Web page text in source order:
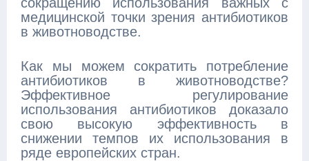
медицинской точки зрения антибиотиков
в животноводстве.
Как мы можем сократить потребление
антибиотиков в животноводстве?
Эффективное регулирование
использования антибиотиков доказало
свою высокую эффективность в
снижении темпов их использования в
ряде европейских стран.